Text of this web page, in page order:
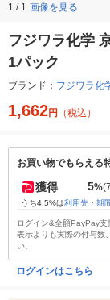
1 / 1 画像を見る
フジワラ化学
1パック
ブランド： フジワラ化
1,662円 （税込）
お買い物でもらえる
獲得 5%
うち4.5%は利用先・期
ログイン&全額PayPay支
表示よりも実際の付与数
い。
ログインはこちら